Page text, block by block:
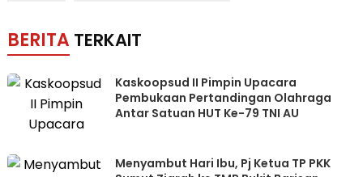
BERITA TERKAIT
Kaskoopsud II Pimpin Upacara
Pembukaan Pertandingan Olahraga
Antar Satuan HUT Ke-79 TNI AU
Menyambut Hari Ibu, Pj Ketua TP PKK